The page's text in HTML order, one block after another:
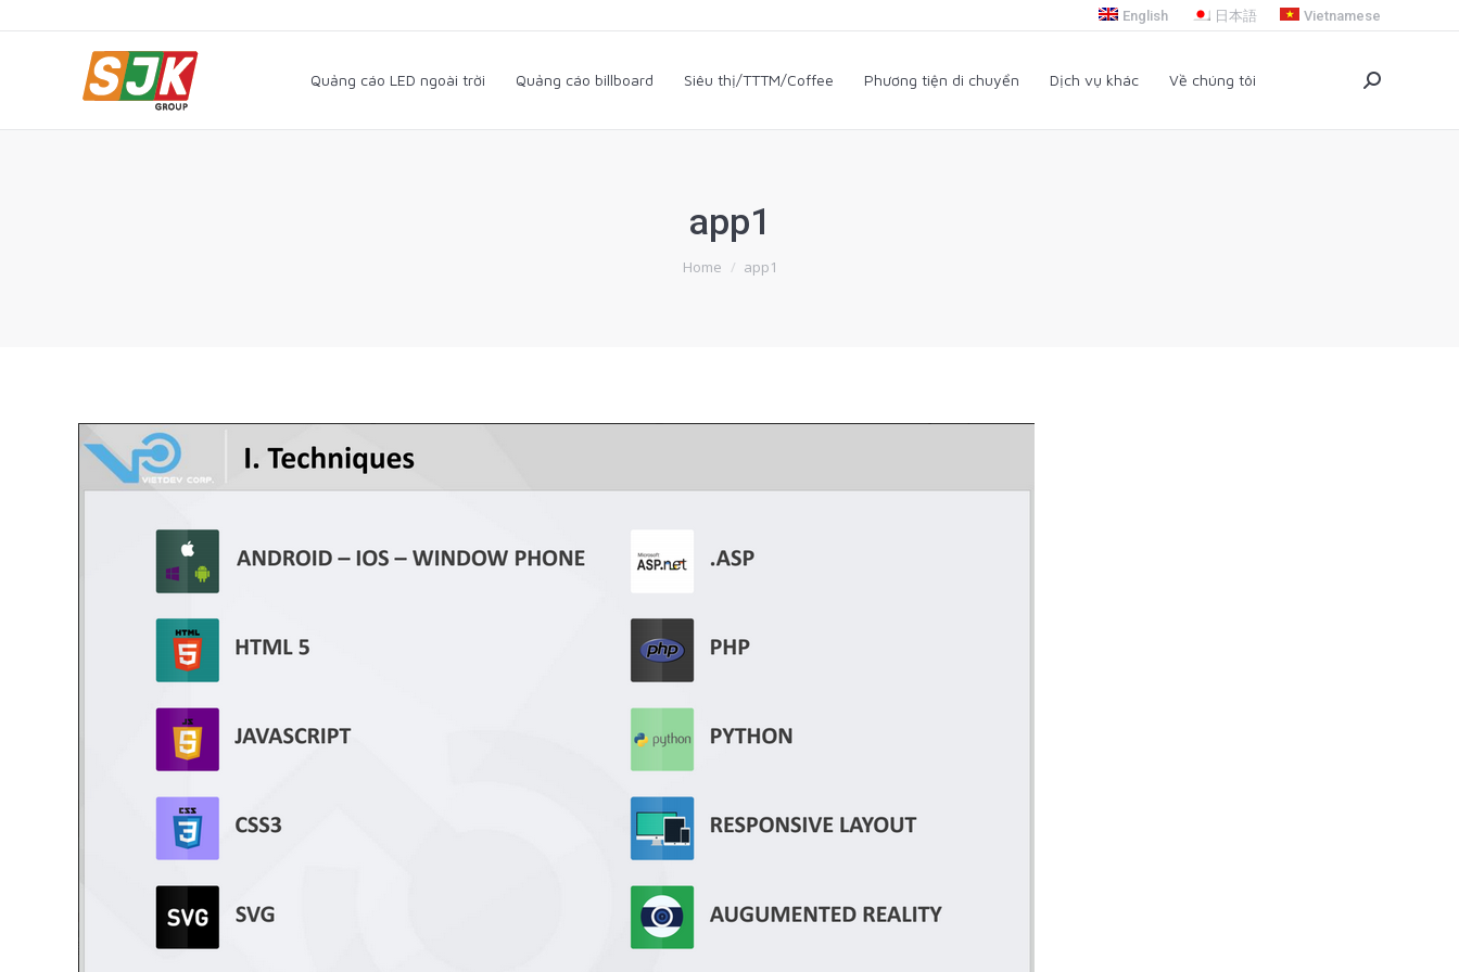
English 日本語 Vietnamese
Quảng cáo LED ngoài trời Quảng cáo billboard Siêu thị/TTTM/Coffee Phương tiện di chuyển Dịch vụ khác Về chúng tôi Search:
app1
You are here:
Home app1
Quảng cáo LED ngoài trời Quảng cáo billboard Siêu thị/TTTM/Coffee Phương tiện di chuyển Dịch vụ khác Về chúng tôi Search: